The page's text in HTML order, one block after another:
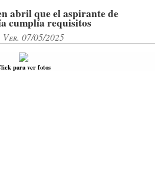
abril que el aspirante de
cumplía requisitos
Ver. 07/05/2025
para ver fotos